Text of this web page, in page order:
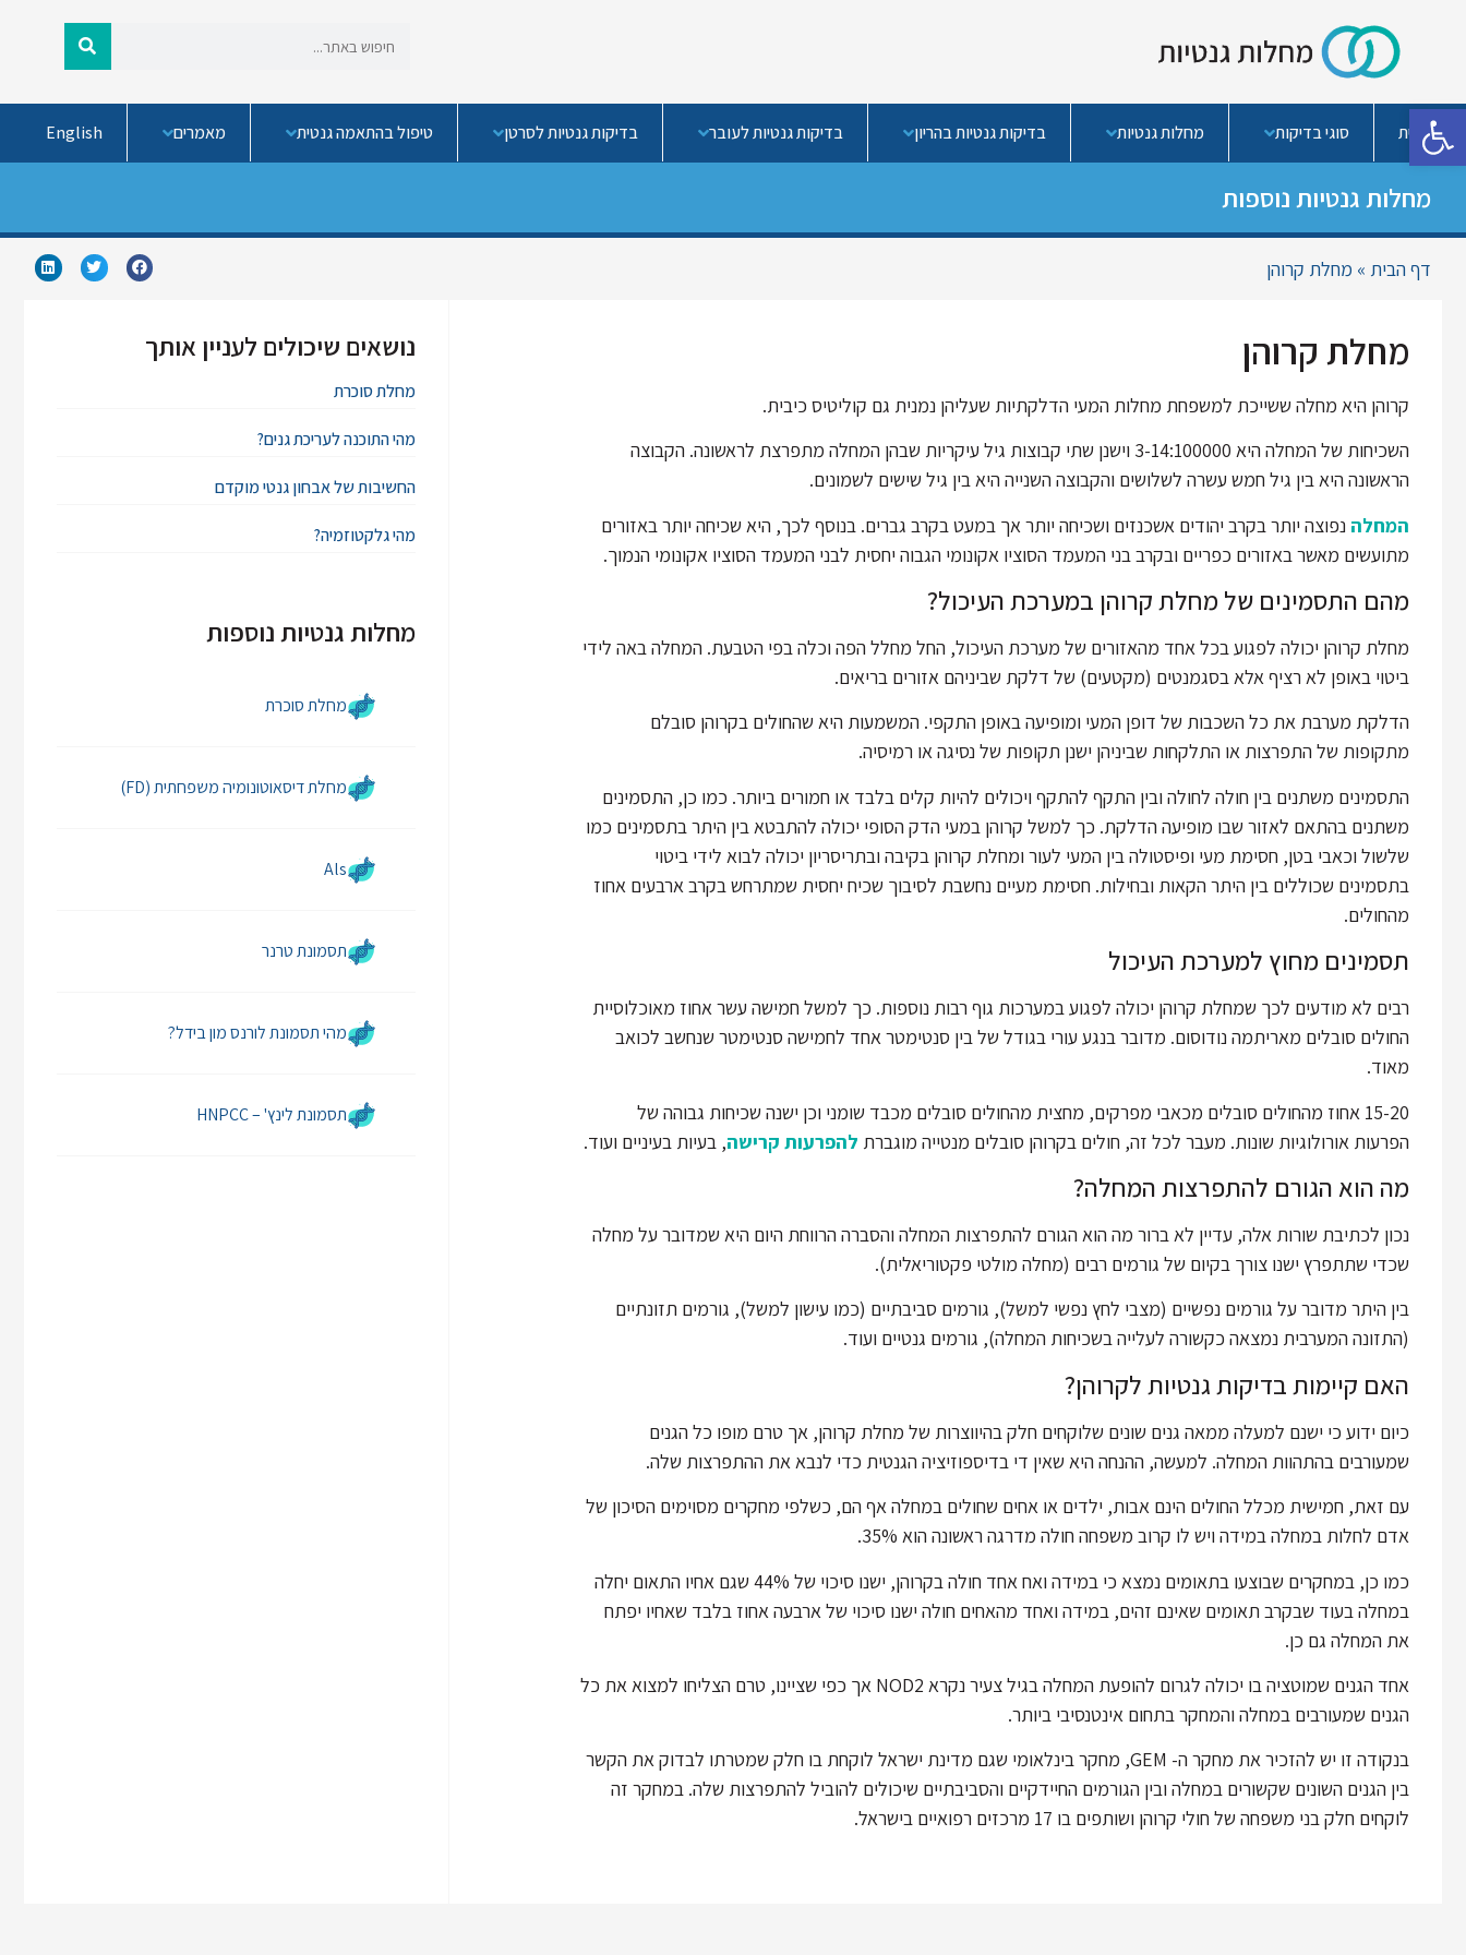
פתח סרגל נגישות
בית סוגי בדיקות מחלות גנטיות בדיקות גנטיות בהריון בדיקות גנטיות לעובר בדיקות גנטיות לסרטן טיפול בהתאמה גנטית מאמרים English
מחלות גנטיות נוספות
דף הבית » מחלת קרוהן
מחלת קרוהן
קרוהן היא מחלה ששייכת למשפחת מחלות המעי הדלקתיות שעליהן נמנית גם קוליטיס כיבית.
השכיחות של המחלה היא 3-14:100000 וישנן שתי קבוצות גיל עיקריות שבהן המחלה מתפרצת לראשונה. הקבוצה
הראשונה היא בין גיל חמש עשרה לשלושים והקבוצה השנייה היא בין גיל שישים לשמונים.
המחלה נפוצה יותר בקרב יהודים אשכנזים ושכיחה יותר אך במעט בקרב גברים. בנוסף לכך, היא שכיחה יותר באזורים
מתועשים מאשר באזורים כפריים ובקרב בני המעמד הסוציו אקונומי הגבוה יחסית לבני המעמד הסוציו אקונומי הנמוך.
מהם התסמינים של מחלת קרוהן במערכת העיכול?
מחלת קרוהן יכולה לפגוע בכל אחד מהאזורים של מערכת העיכול, החל מחלל הפה וכלה בפי הטבעת. המחלה באה לידי
ביטוי באופן לא רציף אלא בסגמנטים (מקטעים) של דלקת שביניהם אזורים בריאים.
הדלקת מערבת את כל השכבות של דופן המעי ומופיעה באופן התקפי. המשמעות היא שהחולים בקרוהן סובלם
מתקופות של התפרצות או התלקחות שביניהן ישנן תקופות של נסיגה או רמיסיה.
התסמינים משתנים בין חולה לחולה ובין התקף להתקף ויכולים להיות קלים בלבד או חמורים ביותר. כמו כן, התסמינים
משתנים בהתאם לאזור שבו מופיעה הדלקת. כך למשל קרוהן במעי הדק הסופי יכולה להתבטא בין היתר בתסמינים כמו
שלשול וכאבי בטן, חסימת מעי ופיסטולה בין המעי לעור ומחלת קרוהן בקיבה ובתריסריון יכולה לבוא לידי ביטוי
בתסמינים שכוללים בין היתר הקאות ובחילות. חסימת מעיים נחשבת לסיבוך שכיח יחסית שמתרחש בקרב ארבעים אחוז
מהחולים.
תסמינים מחוץ למערכת העיכול
רבים לא מודעים לכך שמחלת קרוהן יכולה לפגוע במערכות גוף רבות נוספות. כך למשל חמישה עשר אחוז מאוכלוסיית
החולים סובלים מאריתמה נודוסום. מדובר בנגע עורי בגודל של בין סנטימטר אחד לחמישה סנטימטר שנחשב לכואב
מאוד.
15-20 אחוז מהחולים סובלים מכאבי מפרקים, מחצית מהחולים סובלים מכבד שומני וכן ישנה שכיחות גבוהה של
הפרעות אורולוגיות שונות. מעבר לכל זה, חולים בקרוהן סובלים מנטייה מוגברת להפרעות קרישה, בעיות בעיניים ועוד.
מה הוא הגורם להתפרצות המחלה?
נכון לכתיבת שורות אלה, עדיין לא ברור מה הוא הגורם להתפרצות המחלה והסברה הרווחת היום היא שמדובר על מחלה
שכדי שתתפרץ ישנו צורך בקיום של גורמים רבים (מחלה מולטי פקטוריאלית).
בין היתר מדובר על גורמים נפשיים (מצבי לחץ נפשי למשל), גורמים סביבתיים (כמו עישון למשל), גורמים תזונתיים
(התזונה המערבית נמצאה כקשורה לעלייה בשכיחות המחלה), גורמים גנטיים ועוד.
האם קיימות בדיקות גנטיות לקרוהן?
כיום ידוע כי ישנם למעלה ממאה גנים שונים שלוקחים חלק בהיווצרות של מחלת קרוהן, אך טרם מופו כל הגנים
שמעורבים בהתהוות המחלה. למעשה, ההנחה היא שאין די בדיספוזיציה הגנטית כדי לנבא את ההתפרצות שלה.
עם זאת, חמישית מכלל החולים הינם אבות, ילדים או אחים שחולים במחלה אף הם, כשלפי מחקרים מסוימים הסיכון של
אדם לחלות במחלה במידה ויש לו קרוב משפחה חולה מדרגה ראשונה הוא 35%.
כמו כן, במחקרים שבוצעו בתאומים נמצא כי במידה ואח אחד חולה בקרוהן, ישנו סיכוי של 44% שגם אחיו התאום יחלה
במחלה בעוד שבקרב תאומים שאינם זהים, במידה ואחד מהאחים חולה ישנו סיכוי של ארבעה אחוז בלבד שאחיו יפתח
את המחלה גם כן.
אחד הגנים שמוטציה בו יכולה לגרום להופעת המחלה בגיל צעיר נקרא NOD2 אך כפי שציינו, טרם הצליחו למצוא את כל
הגנים שמעורבים במחלה והמחקר בתחום אינטנסיבי ביותר.
בנקודה זו יש להזכיר את מחקר ה- GEM, מחקר בינלאומי שגם מדינת ישראל לוקחת בו חלק שמטרתו לבדוק את הקשר
בין הגנים השונים שקשורים במחלה ובין הגורמים החיידקיים והסביבתיים שיכולים להוביל להתפרצות שלה. במחקר זה
לוקחים חלק בני משפחה של חולי קרוהן ושותפים בו 17 מרכזים רפואיים בישראל.
נושאים שיכולים לעניין אותך
מחלת סוכרת
מהי התוכנה לעריכת גנים?
החשיבות של אבחון גנטי מוקדם
מהי גלקטוזמיה?
מחלות גנטיות נוספות
מחלת סוכרת
מחלת דיסאוטונומיה משפחתית (FD)
Als
תסמונת טרנר
מהי תסמונת לורנס מון בידל?
תסמונת לינץ' – HNPCC